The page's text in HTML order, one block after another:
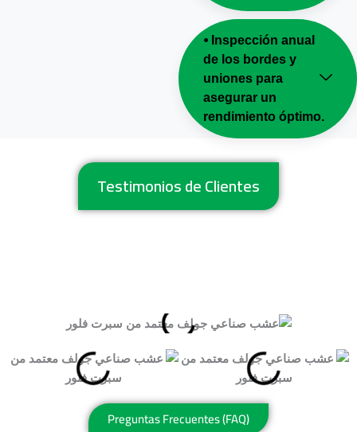
⦁ Inspección anual
de los bordes y
uniones para
asegurar un
rendimiento óptimo.
Testimonios de Clientes
Preguntas Frecuentes (FAQ)